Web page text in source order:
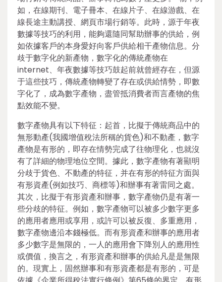
如，在線期刊、電子冊本、在線片子、在線游戲、在
線長途主動講授、網頁市場行銷等。此時，源于年夜
數據等技巧的利用，能夠還隨同幫助辦事的供給，例
如依據客戶的本身愛好向客戶供給相干產物信息。分
歧于數字化的新產物，數字化的傳統產物在
internet、年夜數據等技巧鼓起前就曾經存在，但源
于這些技巧，傳統產物轉變了存在或供給情勢，即數
字化了，成為數字產物，盡管抵消費者而言產物的焦
點效能不變。
數字產物具有以下特征：起首，比擬于傳統商品中的
無形動產(我國增值稅法所稱的貨色)和不動產，數字
產物是有形的，即存在情勢完成了往物理化，也就沒
有了詳細的物理地位空間。據此，數字產物有著顯明
分歧于貨色、不動產的特征，并在有形的特征方面與
有形資產(例如技巧、商標等)和辦事有著雷同之處。
其次，比擬于有形資產和辦事，數字產物仍是有著一
些分歧的特征。例如，數字產物可以被多少數字更多
的應用者應用或享用，或許可以被反復、多重應用，
數字產物邊沿本錢極低。而有形資產和辦事的應用者
多少數字是無限的，一人的應用會下降別人的應用性
或價值，換言之，有形資產和辦事的供給凡是是無限
的。現實上，固然辦事和有形資產都是有形的，可是